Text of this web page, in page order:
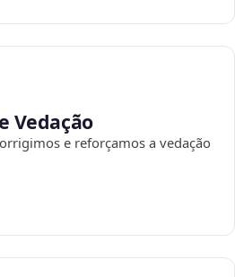
Vedação
e reforçamos a vedação